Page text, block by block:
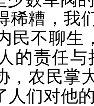
稀糟，我
民不聊生
的责任
，农民
人们对他